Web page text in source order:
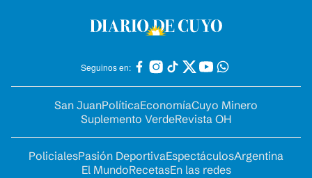
Seguinos en:
San JuanPolíticaEconomíaCuyo Minero
Suplemento VerdeRevista OH
PolicialesPasión DeportivaEspectáculosArgentina
El MundoRecetasEn las redes